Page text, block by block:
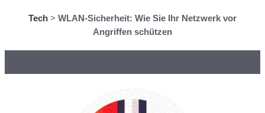
Tech > WLAN-Sicherheit: Wie Sie Ihr Netzwerk vor
Angriffen schützen